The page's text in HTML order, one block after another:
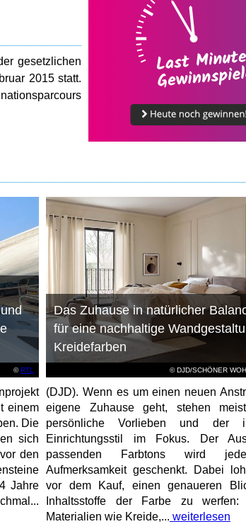
gesetzlichen
2015 statt.
©RTL
einem
Die
sich
den
Jahre
© DJD/SCHÖNER
Das Zuhause in natürlicher
für eine nachhaltige
Kreidefarben
(DJD). Wenn es um einen neuen
eigene Zuhause geht, stehen
persönliche Vorlieben und der
Einrichtungsstil im Fokus. Der
passenden Farbtons wird
Aufmerksamkeit geschenkt. Dabei
vor dem Kauf, einen genaueren
Inhaltsstoffe der Farbe zu werfen:
Materialien wie Kreide,... weiterlesen